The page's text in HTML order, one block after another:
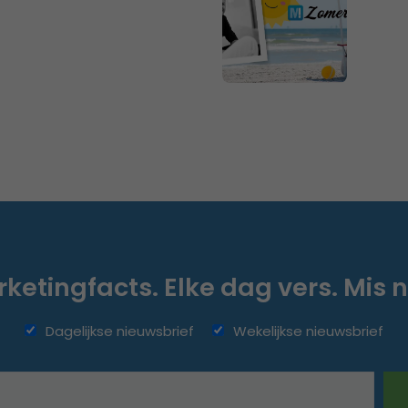
Elke dag vers. Mis
Dagelijkse nieuwsbrief Wekelijkse nieuwsbrief